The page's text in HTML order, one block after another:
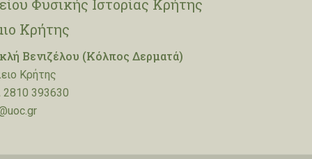
Φυσικής Ιστορίας Κρήτης
Κρήτης
Βενιζέλου (Κόλπος Δερματά)
Κρήτης
2810 393630